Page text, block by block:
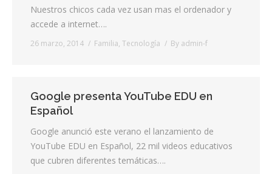
Quienes somos
Contacta
Nuestros chicos cada vez usan mas el ordenador y
accede a internet….
26 marzo, 2014 Familia, Tecnología By admin-f
Google presenta YouTube EDU en
Español
Google anunció este verano el lanzamiento de
YouTube EDU en Español, 22 mil videos educativos
que cubren diferentes temáticas….